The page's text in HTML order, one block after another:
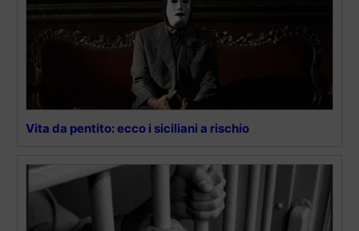
Vita da pentito: ecco i siciliani a rischio